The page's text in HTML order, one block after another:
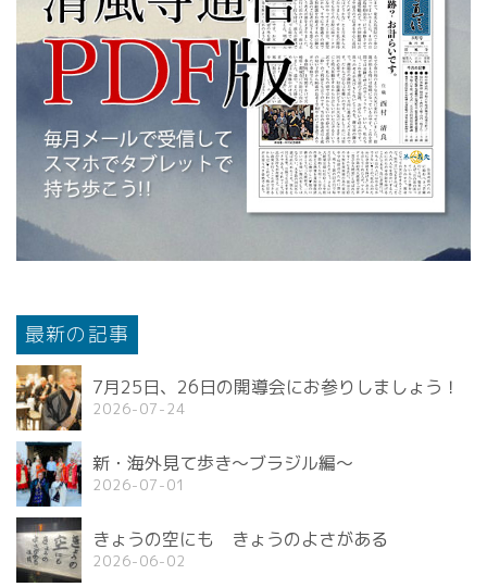
最新の記事
7月25日、26日の開導会にお参りしましょう！
2026-07-24
新・海外見て歩き〜ブラジル編〜
2026-07-01
きょうの空にも きょうのよさがある
2026-06-02